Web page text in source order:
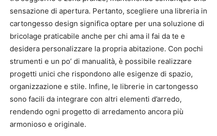
sensazione di apertura. Pertanto, scegliere una libreria in
cartongesso design significa optare per una soluzione di
bricolage praticabile anche per chi ama il fai da te e
desidera personalizzare la propria abitazione. Con pochi
strumenti e un po’ di manualità, è possibile realizzare
progetti unici che rispondono alle esigenze di spazio,
organizzazione e stile. Infine, le librerie in cartongesso
sono facili da integrare con altri elementi d’arredo,
rendendo ogni progetto di arredamento ancora più
armonioso e originale.